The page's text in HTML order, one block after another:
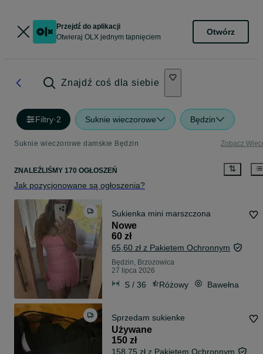
Przejdź do aplikacji
Otwieraj OLX jednym tapnięciem
Otwórz
Znajdź coś dla siebie
Filtry·2 Suknie wieczorowe Będzin
Suknie wieczorowe damskie Będzin Zobacz
ZNALEŹLIŚMY 170 OGŁOSZEŃ
Jak pozycjonowane są ogłoszenia?
Sukienka mini marszczona
Nowe
60 zł
65,60 zł z Pakietem Ochronnym
Będzin, Brzozowica
27 lipca 2026
S / 36 Różowy Bawełna
Sprzedam sukienke
Używane
150 zł
158,75 zł z Pakietem Ochronnym